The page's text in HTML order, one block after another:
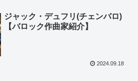
ジャック・デュフリ(チェンバロ)
【バロック作曲家紹介】
2024.09.18